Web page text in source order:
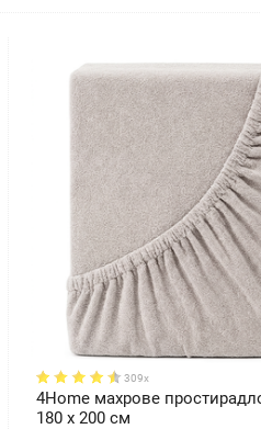
309x
4Home махрове
180 x 200 см